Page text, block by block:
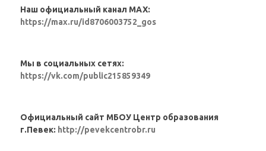
Наш официальный канал MAX:
https://max.ru/id8706003752_gos
Мы в социальных сетях:
https://vk.com/public215859349
Официальный сайт МБОУ Центр образования
г.Певек: http://pevekcentrobr.ru